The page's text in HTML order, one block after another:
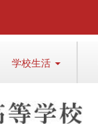
学校生活